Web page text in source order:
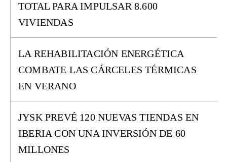
TOTAL PARA IMPULSAR 8.600
VIVIENDAS
LA REHABILITACIÓN ENERGÉTICA
COMBATE LAS CÁRCELES TÉRMICAS
EN VERANO
JYSK PREVÉ 120 NUEVAS TIENDAS EN
IBERIA CON UNA INVERSIÓN DE 60
MILLONES